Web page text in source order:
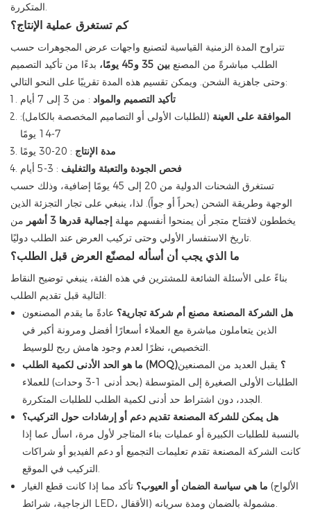
المتكررة.
كم تستغرق عملية الإنتاج؟
تتراوح المدة الزمنية القياسية لتصنيع واجهات عرض المجوهرات حسب
الطلب مباشرةً من المصنع بين 35 و45 يومًا،
بدءًا من تأكيد التصميم
وحتى جاهزية الشحن. ويمكن تقسيم هذه المدة تقريبًا على النحو التالي:
تأكيد التصميم والمواد : من 3 إلى 7 أيام
الموافقة على العينة (للطلبات الأولى أو التصاميم المخصصة بالكامل):
7-14 يومًا
مدة الإنتاج : 20-30 يومًا
فحص الجودة والتعبئة والتغليف : 3-5 أيام
تستغرق الشحنات الدولية من 20 إلى 45 يومًا إضافية، وذلك حسب
الوجهة وطريقة الشحن (بحراً أو جواً). لذا، ينبغي على تجار التجزئة الذين
يخططون لافتتاح متجر أن يمنحوا أنفسهم مهلة إجمالية قدرها 3 أشهر
من
تاريخ الاستفسار الأولي وحتى تركيب العرض عند الطلب دوليًا.
ما الذي يجب أن أسأله لمصنّع العرض قبل الطلب؟
بناءً على الأسئلة الشائعة للمشترين في هذه الفئة، ينبغي توضيح النقاط
التالية قبل تقديم الطلب:
هل الشركة المصنعة مصنع أم شركة تجارية؟ عادةً ما يقدم المصنعون
الذين يتعاملون مباشرة مع العملاء أسعارًا أفضل ومرونة أكبر في
التخصيص، نظرًا لعدم وجود هامش ربح للوسيط.
ما هو الحد الأدنى لكمية الطلب (MOQ)؟ يقبل العديد من المصنعين
الطلبات الأولى الصغيرة إلى المتوسطة (بحد أدنى 1-3 وحدات) للعملاء
الجدد، دون اشتراط حد أدنى لكمية الطلب للطلبات المتكررة.
هل يمكن للشركة المصنعة تقديم دعم أو إرشادات حول التركيب؟
بالنسبة للطلبات الكبيرة أو عمليات بناء المتاجر لأول مرة، اسأل عما إذا
كانت الشركة المصنعة تقدم تعليمات التجميع أو دعم الفيديو أو شراكات
التركيب في الموقع.
ما هي سياسة الضمان أو العيوب؟ تأكد مما إذا كانت قطع الغيار (الألواح
الزجاجية، شرائط LED، الأقفال) مشمولة بالضمان ومدة سريانه.